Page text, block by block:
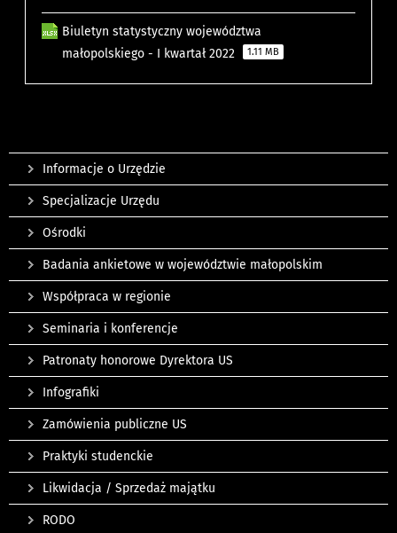
Biuletyn statystyczny województwa
małopolskiego - I kwartał 2022
1.11 MB
Informacje o Urzędzie
Specjalizacje Urzędu
Ośrodki
Badania ankietowe w województwie małopolskim
Współpraca w regionie
Seminaria i konferencje
Patronaty honorowe Dyrektora US
Infografiki
Zamówienia publiczne US
Praktyki studenckie
Likwidacja / Sprzedaż majątku
RODO